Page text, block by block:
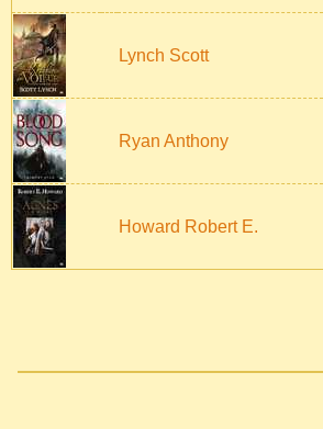
Lynch Scott
Ryan Anthony
Howard Robert E.